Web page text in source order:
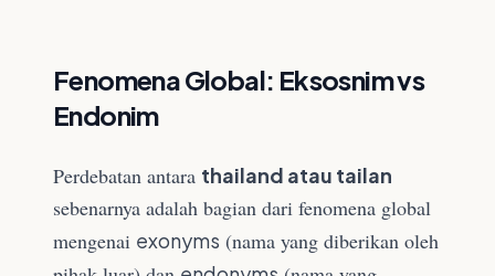
Fenomena Global: Eksosnim vs
Endonim
Perdebatan antara thailand atau tailan
sebenarnya adalah bagian dari fenomena global
mengenai exonyms (nama yang diberikan oleh